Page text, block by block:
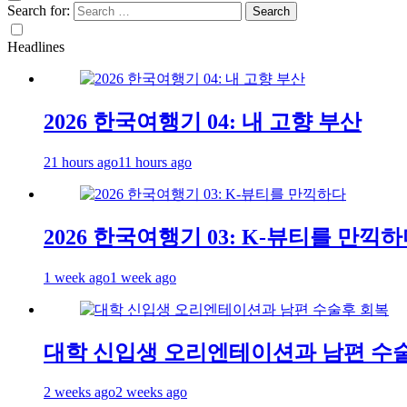
Search for:
Headlines
2026 한국여행기 04: 내 고향 부산
21 hours ago11 hours ago
2026 한국여행기 03: K-뷰티를 만끽
1 week ago1 week ago
대학 신입생 오리엔테이션과 남편 수
2 weeks ago2 weeks ago